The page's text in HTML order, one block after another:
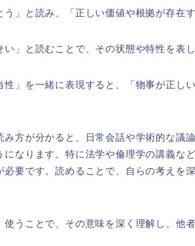
う」と読み、「正しい価値や根拠が存在
い」と読むことで、その状態や特性を表し
性」を一緒に表現すると、「物事が正し
み方が分かると、日常会話や学術的な議
になります。特に法学や倫理学の講義な
必要です。読めることで、自らの考えを
使うことで、その意味を深く理解し、他